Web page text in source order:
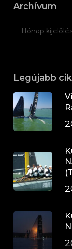
Archívum
Legújabb